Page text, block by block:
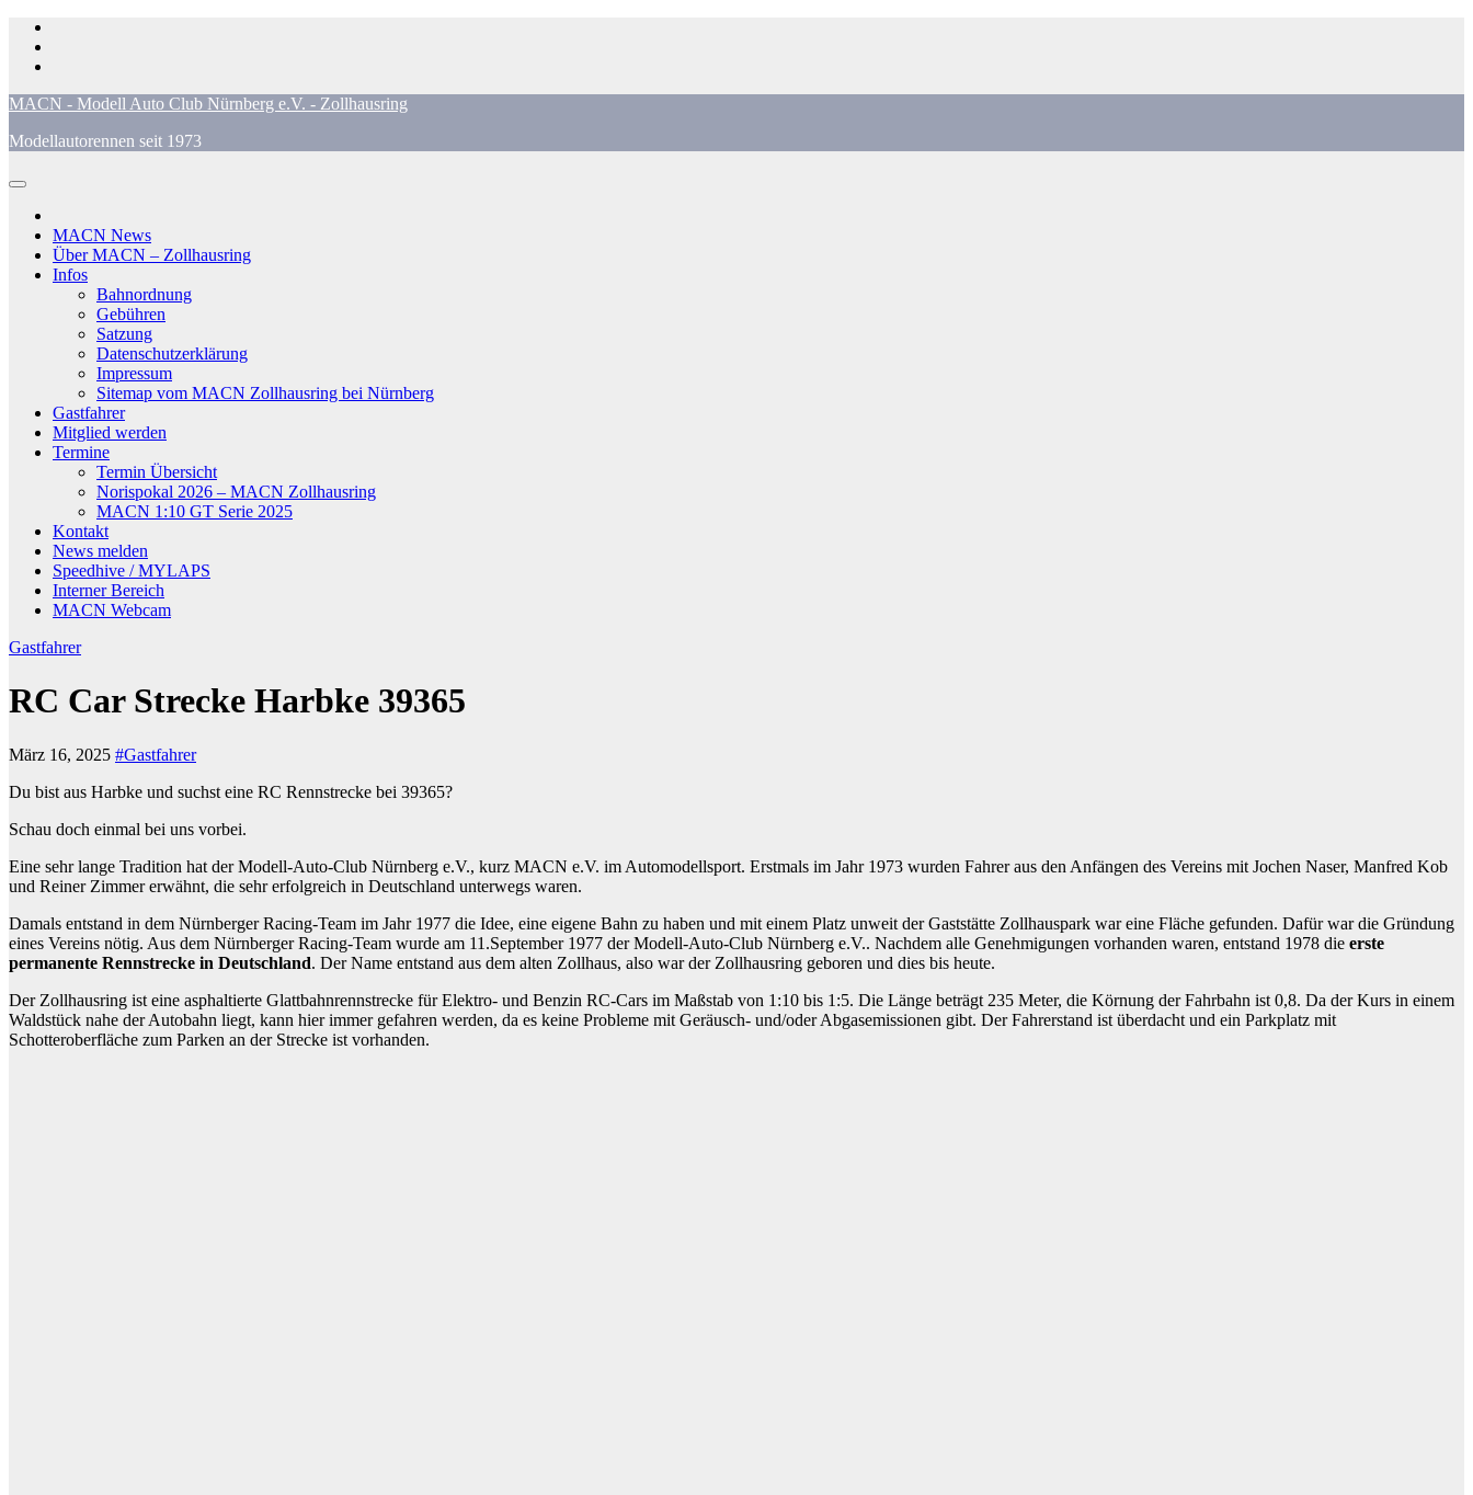
Zum
Inhalt
springen
MACN - Modell Auto Club Nürnberg e.V. - Zollhausring
Modellautorennen seit 1973
MACN News
Über MACN – Zollhausring
Infos
Bahnordnung
Gebühren
Satzung
Datenschutzerklärung
Impressum
Sitemap vom MACN Zollhausring bei Nürnberg
Gastfahrer
Mitglied werden
Termine
Termin Übersicht
Norispokal 2026 – MACN Zollhausring
MACN 1:10 GT Serie 2025
Kontakt
News melden
Speedhive / MYLAPS
Interner Bereich
MACN Webcam
Gastfahrer
RC Car Strecke Harbke 39365
März 16, 2025 #Gastfahrer
Du bist aus Harbke und suchst eine RC Rennstrecke bei 39365?
Schau doch einmal bei uns vorbei.
Eine sehr lange Tradition hat der Modell-Auto-Club Nürnberg e.V., kurz MACN e.V. im Automodellsport. Erstmals im Jahr 1973 wurden Fahrer aus den Anfängen des Vereins mit Jochen Naser, Manfred Kob
und Reiner Zimmer erwähnt, die sehr erfolgreich in Deutschland unterwegs waren.
Damals entstand in dem Nürnberger Racing-Team im Jahr 1977 die Idee, eine eigene Bahn zu haben und mit einem Platz unweit der Gaststätte Zollhauspark war eine Fläche gefunden. Dafür war die Gründung
eines Vereins nötig. Aus dem Nürnberger Racing-Team wurde am 11.September 1977 der Modell-Auto-Club Nürnberg e.V.. Nachdem alle Genehmigungen vorhanden waren, entstand 1978 die erste
permanente Rennstrecke in Deutschland. Der Name entstand aus dem alten Zollhaus, also war der Zollhausring geboren und dies bis heute.
Der Zollhausring ist eine asphaltierte Glattbahnrennstrecke für Elektro- und Benzin RC-Cars im Maßstab von 1:10 bis 1:5. Die Länge beträgt 235 Meter, die Körnung der Fahrbahn ist 0,8. Da der Kurs in einem
Waldstück nahe der Autobahn liegt, kann hier immer gefahren werden, da es keine Probleme mit Geräusch- und/oder Abgasemissionen gibt. Der Fahrerstand ist überdacht und ein Parkplatz mit
Schotteroberfläche zum Parken an der Strecke ist vorhanden.